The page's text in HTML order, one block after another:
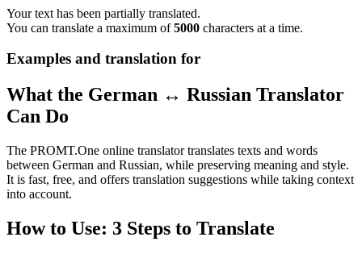
Your text has been partially translated.
You can translate a maximum of5000 characters at a time.
Examples and translation for
What the German ↔ Russian Translator
Can Do
The PROMT.One online translator translates texts and words
between German and Russian, while preserving meaning and style.
It is fast, free, and offers translation suggestions while taking context
into account.
How to Use: 3 Steps to Translate